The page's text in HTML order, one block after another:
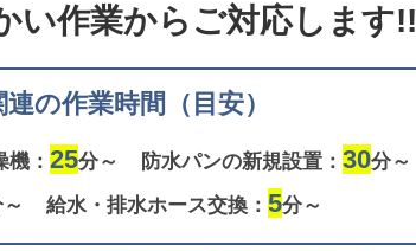
い作業からご対応します!!
の作業時間（目安）
機： 25分～ 防水パンの新規設置： 30分～
給水・排水ホース交換： 5分～